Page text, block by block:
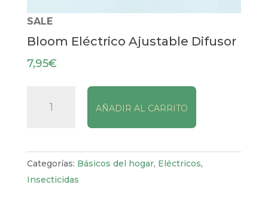
SALE
Bloom Eléctrico Ajustable Difusor
7,95€
Eléctrico
cantidad
AÑADIR AL CARRITO
Categorías: Básicos del hogar, Eléctricos,
Insecticidas